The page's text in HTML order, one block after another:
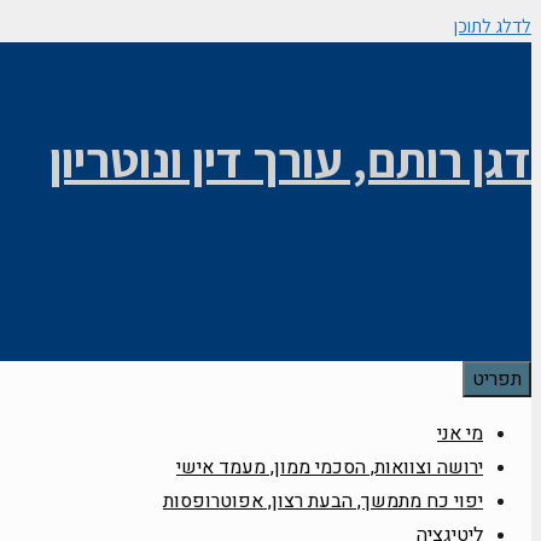
לדלג לתוכן
דגן רותם, עורך דין ונוטריון
תפריט
מי אני
ירושה וצוואות, הסכמי ממון, מעמד אישי
יפוי כח מתמשך, הבעת רצון, אפוטרופסות